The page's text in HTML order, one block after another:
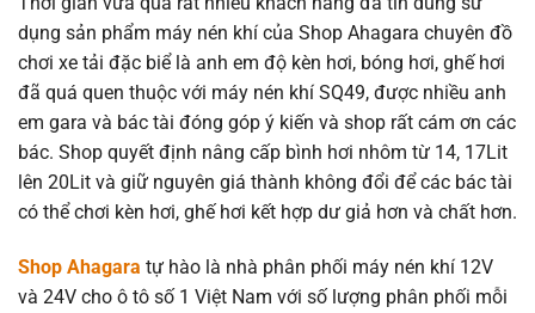
dụng sản phẩm máy nén khí của Shop Ahagara chuyên đồ
chơi xe tải đặc biể là anh em độ kèn hơi, bóng hơi, ghế hơi
đã quá quen thuộc với máy nén khí SQ49, được nhiều anh
em gara và bác tài đóng góp ý kiến và shop rất cám ơn các
bác. Shop quyết định nâng cấp bình hơi nhôm từ 14, 17Lit
lên 20Lit và giữ nguyên giá thành không đổi để các bác tài
có thể chơi kèn hơi, ghế hơi kết hợp dư giả hơn và chất hơn.
Shop Ahagara tự hào là nhà phân phối máy nén khí 12V
và 24V cho ô tô số 1 Việt Nam với số lượng phân phối mỗi